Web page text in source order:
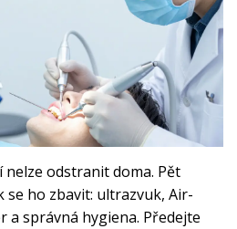
odstranit doma. Pět
se ho zbavit: ultrazvuk, Air-
a správná hygiena. Předejte